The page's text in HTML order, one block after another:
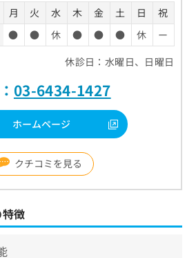
月 火 水 木 金 土 日
祝
● ● 休 ● ● ● 休
ー
休診日：水曜日、日曜日
03-6434-1427
ホームページ
クチコミを見る
徴